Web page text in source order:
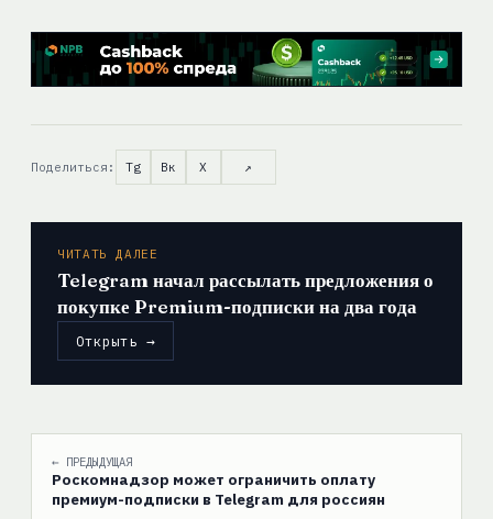
Поделиться: Tg Вк X ↗
ЧИТАТЬ ДАЛЕЕ
Telegram начал рассылать предложения о
покупке Premium-подписки на два года
Открыть →
← ПРЕДЫДУЩАЯ
Роскомнадзор может ограничить оплату
премиум-подписки в Telegram для россиян